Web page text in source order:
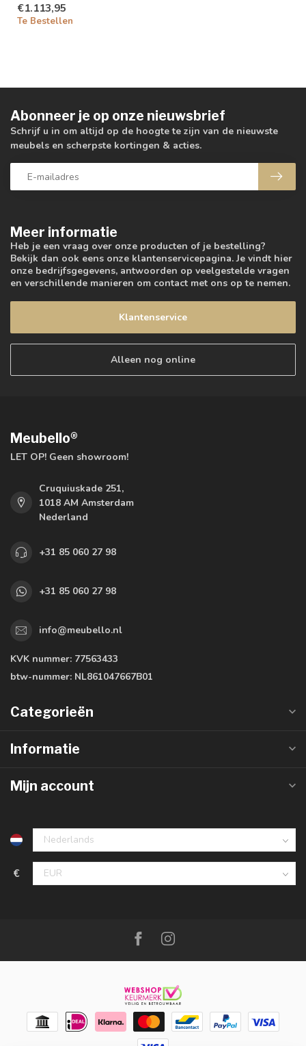
€1.113,95
Te Bestellen
Meer informatie
Heb je een vraag over onze producten of je bestelling?
Bekijk dan ook eens onze klantenservicepagina. Je vindt hier
onze bedrijfsgegevens, antwoorden op veelgestelde vragen
en verschillende manieren om contact met ons op te nemen.
Klantenservice
Alleen nog online
Abonneer je op onze nieuwsbrief
Schrijf u in om altijd op de hoogte te zijn van de nieuwste
meubels en scherpste kortingen & acties.
Meubello®
LET OP! Geen showroom!
Cruquiuskade 251,
1018 AM Amsterdam
Nederland
+31 85 060 27 98
+31 85 060 27 98
info@meubello.nl
KVK nummer: 77563433
btw-nummer: NL861047667B01
Categorieën
Informatie
Mijn account
€